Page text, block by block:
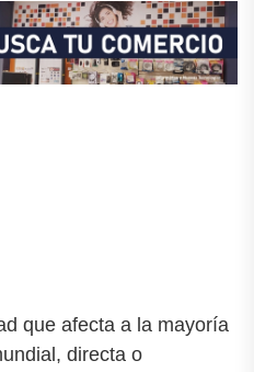
que afecta a la mayoría
directa o